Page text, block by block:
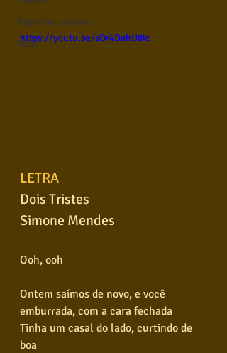
Pop Internacional
Rock
https://youtu.be/sOr4DahU8ic
LETRA
Dois Tristes
Simone Mendes
Ooh, ooh
Ontem saímos de novo, e você
emburrada, com a cara fechada
Tinha um casal do lado, curtindo de
boa